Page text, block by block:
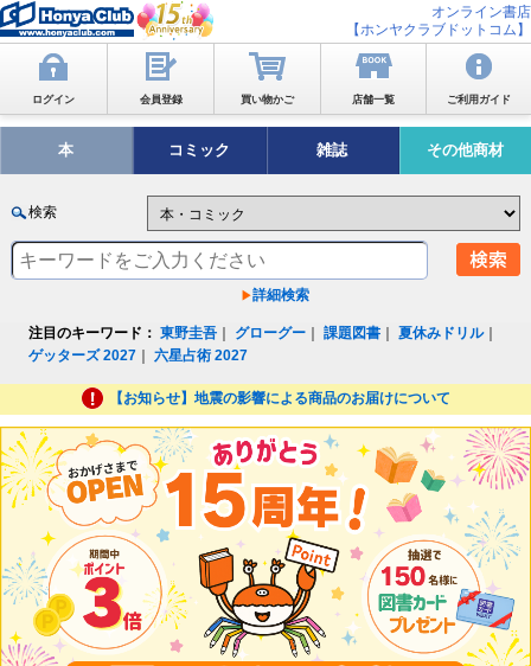
オンライン書店
【ホンヤクラブドットコム】
ログイン 会員登録 買い物かご 店舗一覧 ご利用ガイド
本 コミック 雑誌 その他商材
検索
詳細検索
注目のキーワード： 東野圭吾 グローグー ｜課題図書 ｜夏休みドリル｜
ゲッターズ 2027 ｜六星占術 2027
【お知らせ】地震の影響による商品のお届けについて